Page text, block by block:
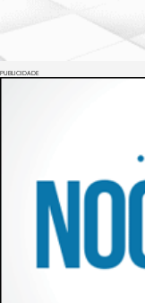
PUBLICIDADE